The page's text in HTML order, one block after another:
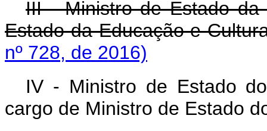
III - Ministro de Estado
Estado da Educação e
nº 728, de 2016)
IV - Ministro de Estado
cargo de Ministro de Estado